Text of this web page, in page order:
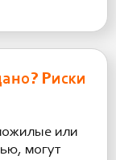
Риски
или
могут